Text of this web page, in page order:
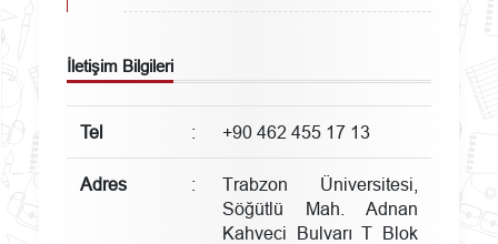
İletişim Bilgileri
Tel : +90 462 455 17 13
Adres :
Trabzon Üniversitesi,
Söğütlü Mah. Adnan
Kahveci Bulvarı T Blok